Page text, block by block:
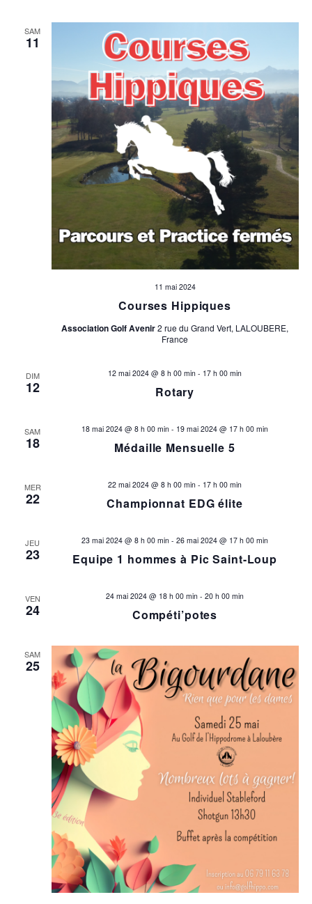
SAM
11
Courses Hippiques
11 mai 2024
Association Golf Avenir2 rue du Grand Vert, LALOUBERE,
France
DIM
12 Rotary
12 mai 2024 @ 8 h 00 min - 17 h 00 min
SAM
18 Médaille Mensuelle 5
18 mai 2024 @ 8 h 00 min - 19 mai 2024 @ 17 h 00 min
MER
22 Championnat EDG élite
22 mai 2024 @ 8 h 00 min - 17 h 00 min
JEU
23 Equipe 1 hommes à Pic Saint-Loup
23 mai 2024 @ 8 h 00 min - 26 mai 2024 @ 17 h 00 min
VEN
24 Compéti’potes
24 mai 2024 @ 18 h 00 min - 20 h 00 min
SAM
25